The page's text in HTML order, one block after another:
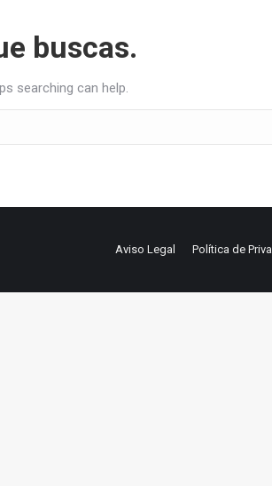
buscas.
searching can help.
Aviso Legal Política de